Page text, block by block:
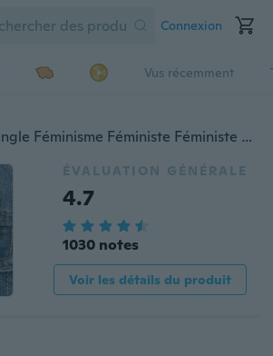
Connexion
Vus récemment
Broche Broche Épingle Féminisme Féministe Féministe Anti-bijoux Lait Frites Spray Nettoyage Frites Spray Épinglettes en émail
ÉVALUATION GÉNÉRALE
4.7
1030 notes
Voir les détails du produit